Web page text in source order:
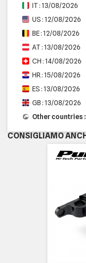
IT : 13/08/2026
US : 12/08/2026
BE : 12/08/2026
AT : 13/08/2026
CH : 14/08/2026
HR : 15/08/2026
ES : 13/08/2026
GB : 13/08/2026
Other countries
CONSIGLIAMO